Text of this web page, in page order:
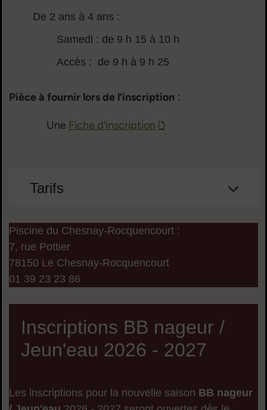
De 2 ans à 4 ans :
Samedi : de 9 h 15 à 10 h
Accès : de 9 h à 9 h 25
Pièce à fournir lors de l’inscription :
Une Fiche d’inscription
Tarifs
Piscine du Chesnay-Rocquencourt :
7, rue Pottier
78150 Le Chesnay-Rocquencourt
01 39 23 23 86
Inscriptions BB nageur /
Jeun'eau 2026 - 2027
Les inscriptions pour la nouvelle saison BB nageur